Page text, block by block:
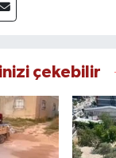
hızlı ve
Keklik,
çekebilir